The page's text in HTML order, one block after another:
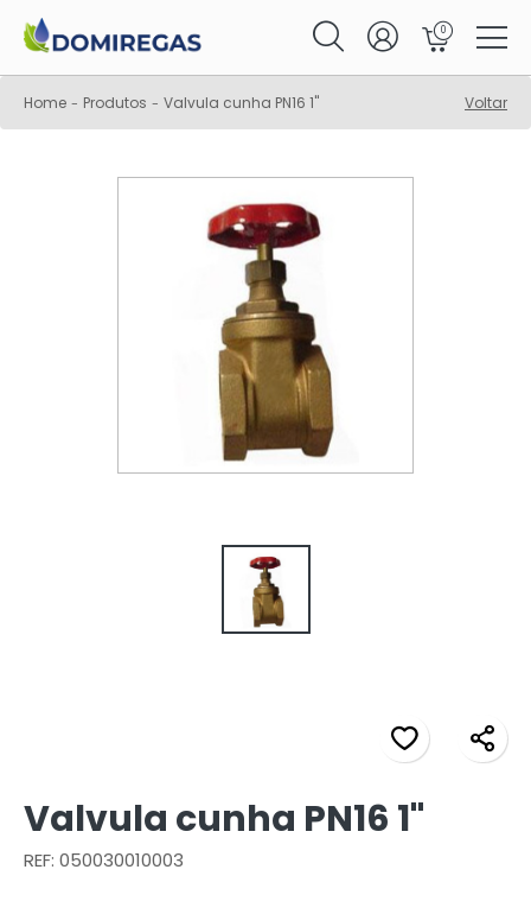
0
Home - Produtos - Valvula cunha PN16 1" Voltar
Valvula cunha PN16 1"
REF: 050030010003